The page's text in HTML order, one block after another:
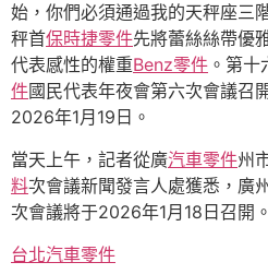
始，你們必須通過我的天秤座三
秤首保時捷零件先將蕾絲絲帶優
代表感性的權重Benz零件 。第十
件國民代表年夜會第六次會議召
2026年1月19日。
當天上午，記者從廣汽車零件州
料次會議新聞發言人處獲悉，廣
次會議將于2026年1月18日召開。
台北汽車零件